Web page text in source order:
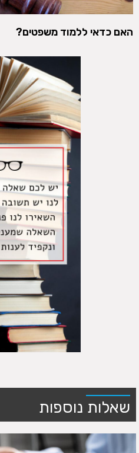
האם כדאי ללמוד משפטים?
שאלות נוספות